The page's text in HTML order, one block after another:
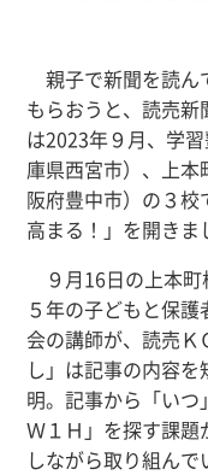
親子で新聞を読ん
もらおうと、読売
は2023年９月、学
庫県西宮市）、上
阪府豊中市）の３
高まる！」を開きま
９月16日の上本町
５年の子どもと保
会の講師が、読売
し」は記事の内容
明。記事から「いつ
Ｗ１Ｈ」を探す課
しながら取り組んで